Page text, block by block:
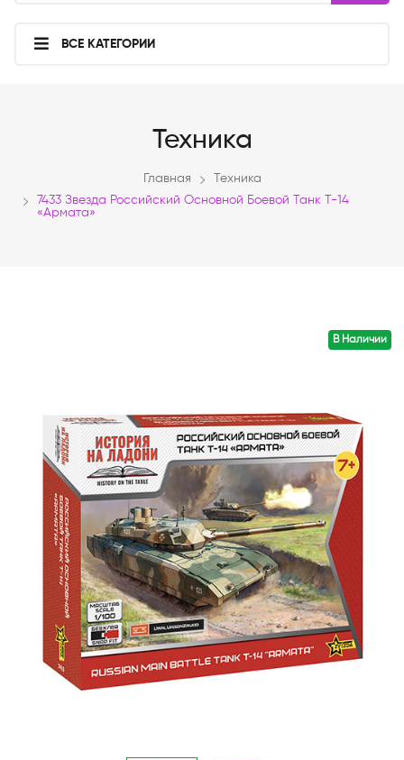
ВСЕ КАТЕГОРИИ
Техника
Главная
Техника
7433 Звезда Российский Основной Боевой Танк Т-14
«Армата»
В Наличии